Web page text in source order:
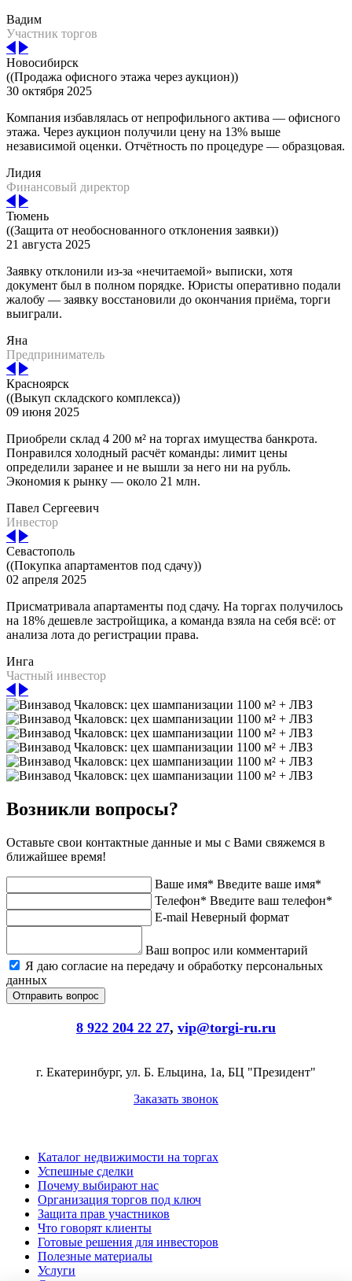
Вадим
Участник торгов
Новосибирск
((Продажа офисного этажа через аукцион))
30 октября 2025
Компания избавлялась от непрофильного актива — офисного
этажа. Через аукцион получили цену на 13% выше
независимой оценки. Отчётность по процедуре — образцовая.
Лидия
Финансовый директор
Тюмень
((Защита от необоснованного отклонения заявки))
21 августа 2025
Заявку отклонили из-за «нечитаемой» выписки, хотя
документ был в полном порядке. Юристы оперативно подали
жалобу — заявку восстановили до окончания приёма, торги
выиграли.
Яна
Предприниматель
Красноярск
((Выкуп складского комплекса))
09 июня 2025
Приобрели склад 4 200 м² на торгах имущества банкрота.
Понравился холодный расчёт команды: лимит цены
определили заранее и не вышли за него ни на рубль.
Экономия к рынку — около 21 млн.
Павел Сергеевич
Инвестор
Севастополь
((Покупка апартаментов под сдачу))
02 апреля 2025
Присматривала апартаменты под сдачу. На торгах получилось
на 18% дешевле застройщика, а команда взяла на себя всё: от
анализа лота до регистрации права.
Инга
Частный инвестор
Возникли вопросы?
Оставьте свои контактные данные и мы с Вами свяжемся в
ближайшее время!
Ваше имя* Введите ваше имя*
Телефон* Введите ваш телефон*
E-mail Неверный формат
Ваш вопрос или комментарий
Я даю согласие на передачу и обработку персональных
данных
8 922 204 22 27, vip@torgi-ru.ru
г. Екатеринбург, ул. Б. Ельцина, 1а, БЦ "Президент"
Заказать звонок
Каталог недвижимости на торгах
Успешные сделки
Почему выбирают нас
Организация торгов под ключ
Защита прав участников
Что говорят клиенты
Готовые решения для инвесторов
Полезные материалы
Услуги